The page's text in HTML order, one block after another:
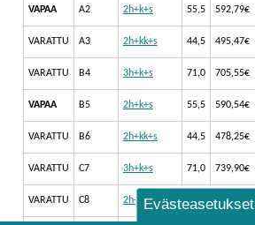
VAPAA A2 2h+k+s 55,5 592,79€
VARATTU A3 2h+kk+s 44,5 495,47€
VARATTU B4 3h+k+s 71,0 705,55€
VAPAA B5 2h+k+s 55,5 590,54€
VARATTU B6 2h+kk+s 44,5 478,25€
VARATTU C7 3h+k+s 71,0 739,90€
VARATTU C8 2h+k+s 55,5 590,54€
Evästeasetukset